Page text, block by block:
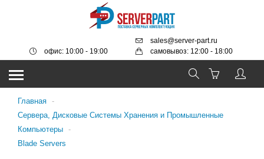
sales@server-part.ru
самовывоз: 12:00 - 18:00
офис: 10:00 - 19:00
Главная -
Серверa, Дисковые Системы Хранения и Промышленные
Компьютеры -
Blade Servers